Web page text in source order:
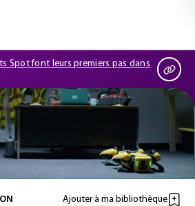
Spot font leurs premiers pas dans
Ajouter à ma bibliothèque